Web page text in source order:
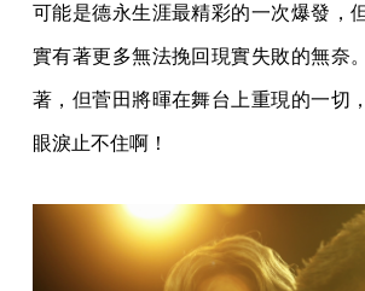
可能是德永生涯最精彩的一次爆發，
實有著更多無法挽回現實失敗的無奈
著，但菅田將暉在舞台上重現的一切
眼淚止不住啊！